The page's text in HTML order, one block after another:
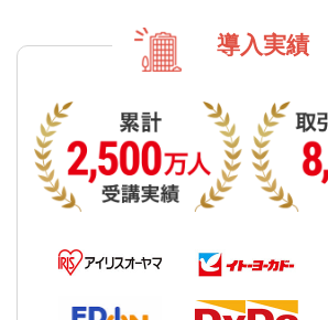
導入実績